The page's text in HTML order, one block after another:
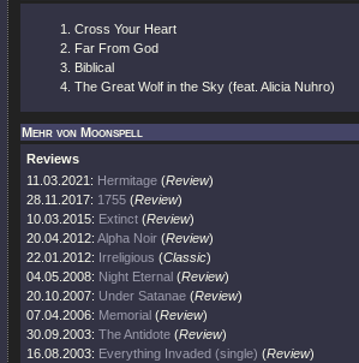
Cross Your Heart
Far From God
Biblical
The Great Wolf in the Sky (feat. Alicia Nuhro)
Mehr von Moonspell
Reviews
11.03.2021: Hermitage (Review)
28.11.2017: 1755 (Review)
10.03.2015: Extinct (Review)
20.04.2012: Alpha Noir (Review)
22.01.2012: Irreligious (Classic)
04.05.2008: Night Eternal (Review)
20.10.2007: Under Satanae (Review)
07.04.2006: Memorial (Review)
30.09.2003: The Antidote (Review)
16.08.2003: Everything Invaded (single) (Review)